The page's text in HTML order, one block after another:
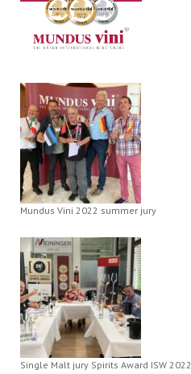
Mundus Vini 2022 summer jury
Single Malt jury Spirits Award ISW 2022